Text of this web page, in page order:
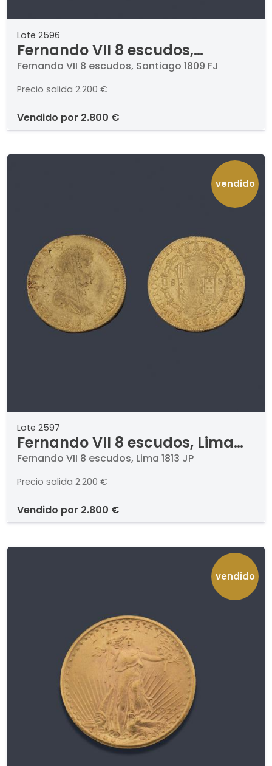
Lote 2596
Fernando VII 8 escudos,
Santiago 1809 FJ
Fernando VII 8 escudos, Santiago 1809 FJ
Precio salida 2.200 €
vendido por 2.800 €
vendido
Lote 2597
Fernando VII 8 escudos, Lima
1813 JP
Fernando VII 8 escudos, Lima 1813 JP
Precio salida 2.200 €
vendido por 2.800 €
vendido